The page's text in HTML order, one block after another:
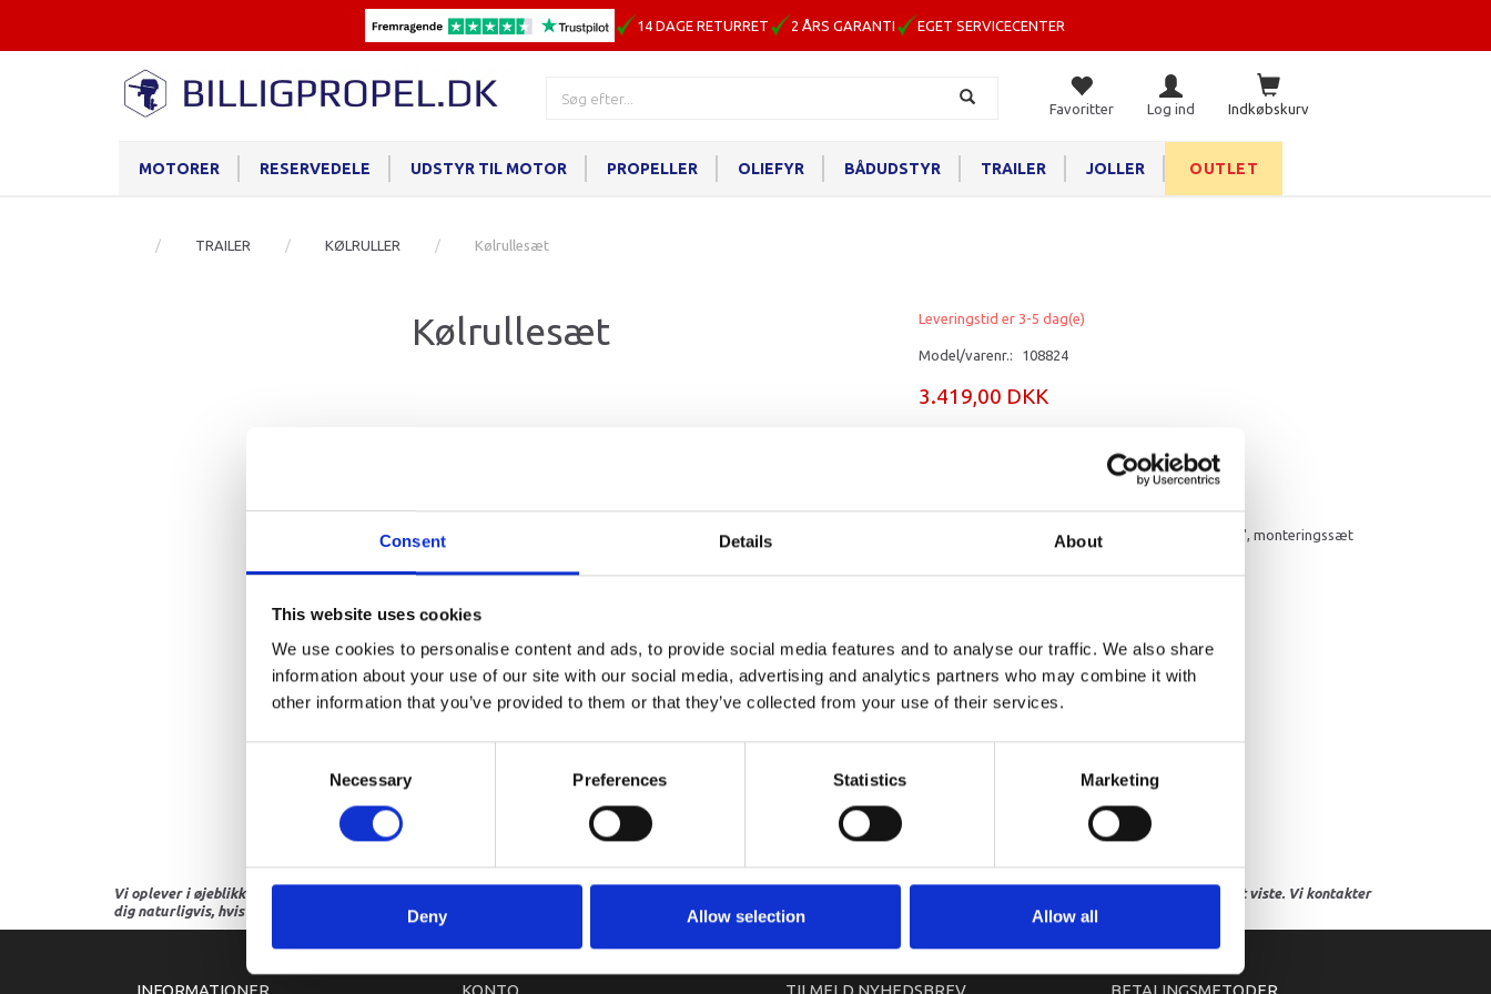
Consent Details About
This website uses cookies
We use cookies to personalise content and ads, to provide social media features and to analyse our traffic. We also share
information about your use of our site with our social media, advertising and analytics partners who may combine it with
other information that you’ve provided to them or that they’ve collected from your use of their services.
Necessary Preferences Statistics Marketing
Deny Allow selection Allow all
14 DAGE RETURRET 2 ÅRS GARANTI EGET SERVICECENTER
Indkøbskurv
Favoritter Log ind
MOTORER RESERVEDELE UDSTYR TIL MOTOR PROPELLER OLIEFYR BÅDUDSTYR TRAILER JOLLER OUTLET
TRAILER KØLRULLER Kølrullesæt
Kølrullesæt Leveringstid er 3-5 dag(e)
Model/varenr.: 108824
3.419,00 DKK
Komplet, med forstærket kølrulle, til bådtrailer 26", monteringssæt
Vi oplever i øjeblikket store og hyppige prisændringer i markedet. Derfor kan der i enkelte tilfælde være produkter, som ikke kan leveres, eller hvor prisen afviger fra det viste. Vi kontakter
dig naturligvis, hvis dette er tilfældet.
INFORMATIONER KONTO TILMELD NYHEDSBREV BETALINGSMETODER